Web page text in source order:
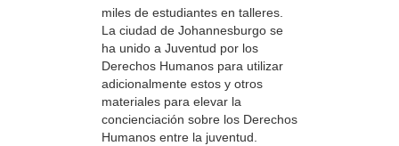
miles de estudiantes en talleres.
La ciudad de Johannesburgo se
ha unido a Juventud por los
Derechos Humanos para utilizar
adicionalmente estos y otros
materiales para elevar la
concienciación sobre los Derechos
Humanos entre la juventud.